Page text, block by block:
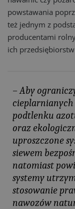
powstawania
też jednym z
producentami
ich
– Aby
podtlenku
oraz
uproszczone
siewem
natomiast
systemy
stosowanie
nawozów